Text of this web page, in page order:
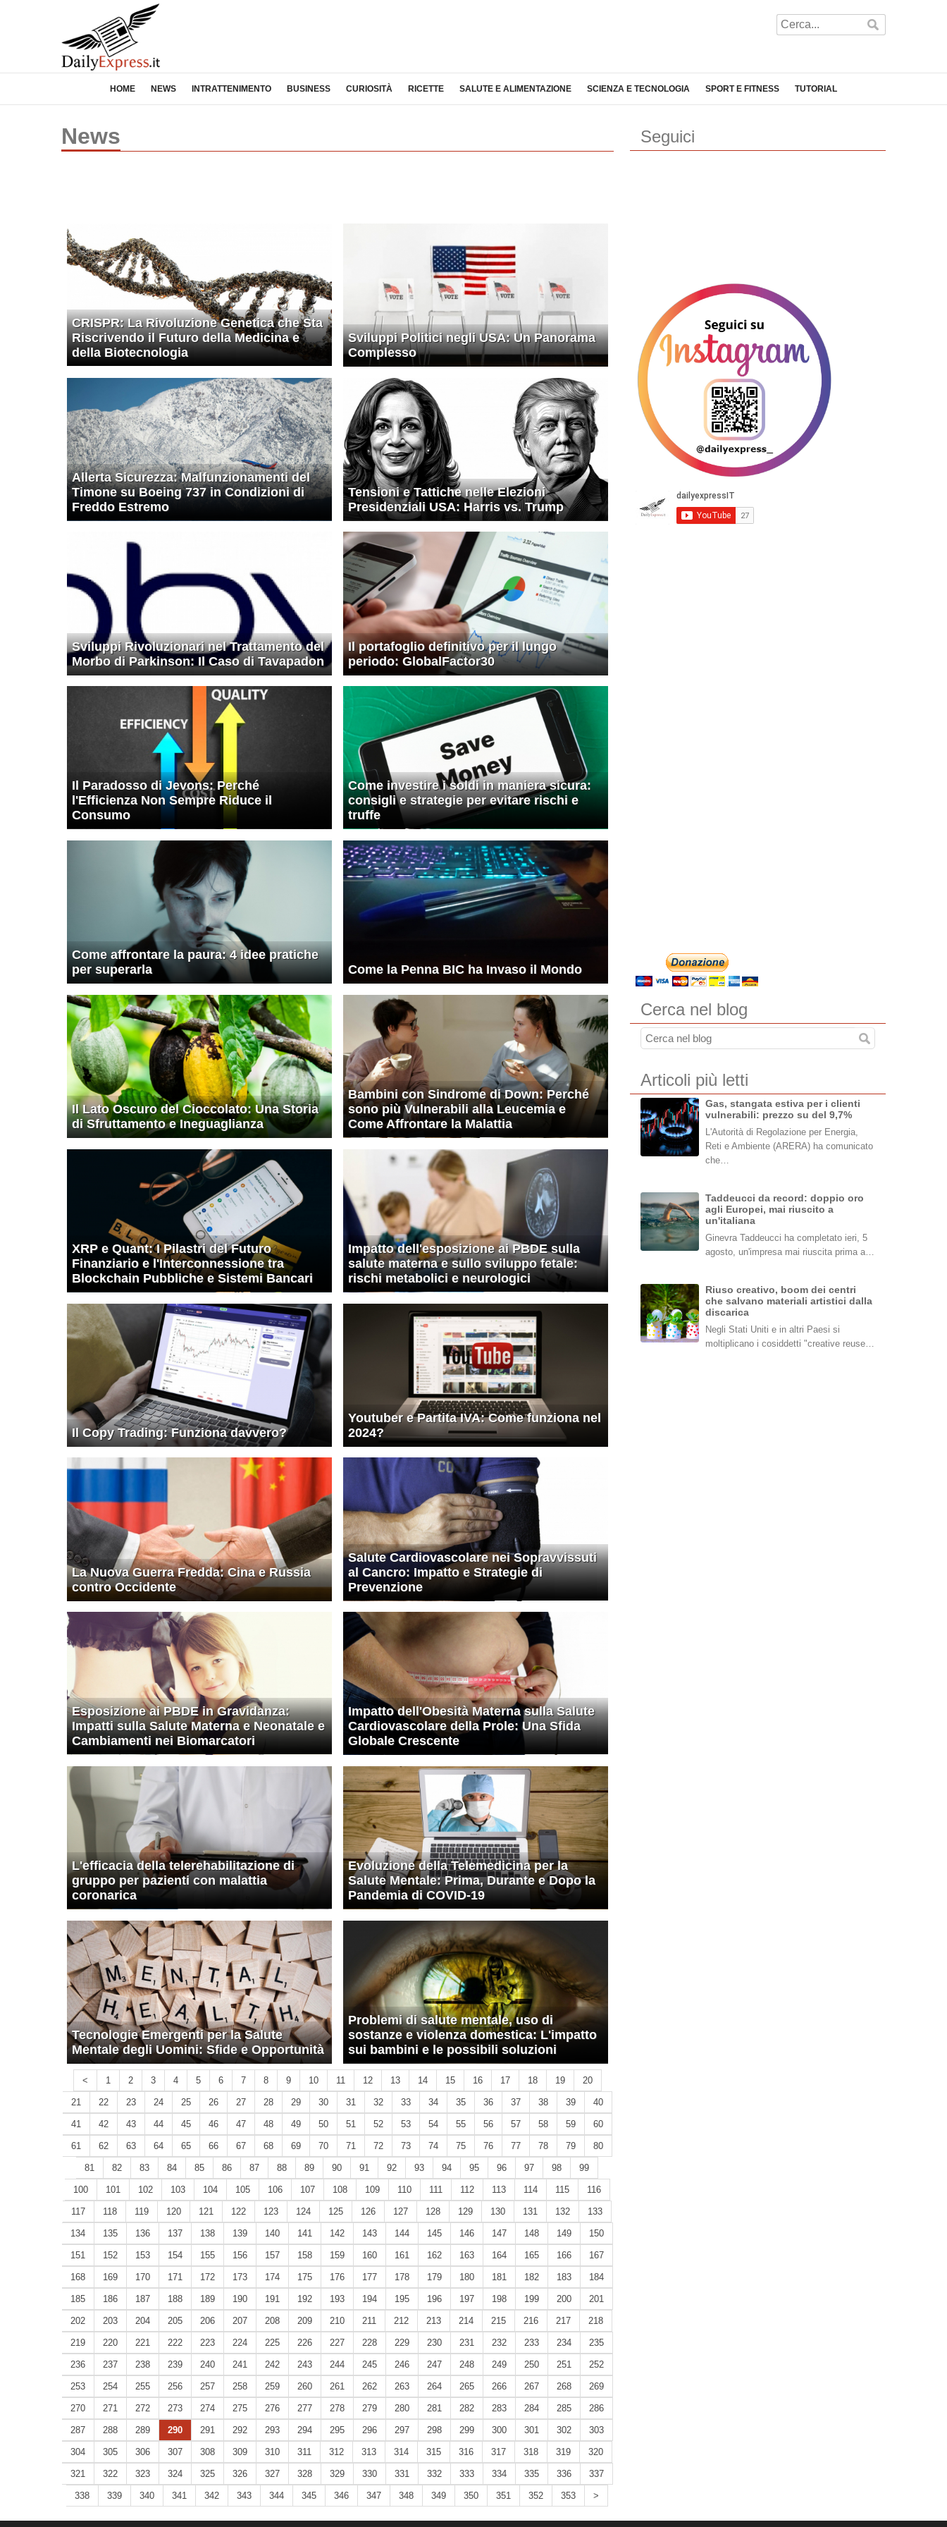
HOME NEWS INTRATTENIMENTO BUSINESS CURIOSITÀ RICETTE SALUTE E ALIMENTAZIONE SCIENZA E TECNOLOGIA SPORT E FITNESS TUTORIAL
News
CRISPR: La Rivoluzione Genetica che Sta
Riscrivendo il Futuro della Medicina e
della Biotecnologia
Sviluppi Politici negli USA: Un Panorama
Complesso
Allerta Sicurezza: Malfunzionamenti del
Timone su Boeing 737 in Condizioni di
Freddo Estremo
Tensioni e Tattiche nelle Elezioni
Presidenziali USA: Harris vs. Trump
Sviluppi Rivoluzionari nel Trattamento del
Morbo di Parkinson: Il Caso di Tavapadon
Il portafoglio definitivo per il lungo
periodo: GlobalFactor30
Il Paradosso di Jevons: Perché
l'Efficienza Non Sempre Riduce il
Consumo
Come investire i soldi in maniera sicura:
consigli e strategie per evitare rischi e
truffe
Come affrontare la paura: 4 idee pratiche
per superarla
Come la Penna BIC ha Invaso il Mondo
Il Lato Oscuro del Cioccolato: Una Storia
di Sfruttamento e Ineguaglianza
Bambini con Sindrome di Down: Perché
sono più Vulnerabili alla Leucemia e
Come Affrontare la Malattia
XRP e Quant: I Pilastri del Futuro
Finanziario e l'Interconnessione tra
Blockchain Pubbliche e Sistemi Bancari
Impatto dell'esposizione ai PBDE sulla
salute materna e sullo sviluppo fetale:
rischi metabolici e neurologici
Il Copy Trading: Funziona davvero?
Youtuber e Partita IVA: Come funziona nel
2024?
La Nuova Guerra Fredda: Cina e Russia
contro Occidente
Salute Cardiovascolare nei Sopravvissuti
al Cancro: Impatto e Strategie di
Prevenzione
Esposizione ai PBDE in Gravidanza:
Impatti sulla Salute Materna e Neonatale e
Cambiamenti nei Biomarcatori
Impatto dell'Obesità Materna sulla Salute
Cardiovascolare della Prole: Una Sfida
Globale Crescente
L'efficacia della telerehabilitazione di
gruppo per pazienti con malattia
coronarica
Evoluzione della Telemedicina per la
Salute Mentale: Prima, Durante e Dopo la
Pandemia di COVID-19
Tecnologie Emergenti per la Salute
Mentale degli Uomini: Sfide e Opportunità
Problemi di salute mentale, uso di
sostanze e violenza domestica: L'impatto
sui bambini e le possibili soluzioni
< 1 2 3 4 5 6 7 8 9 10 11 12 13 14 15 16 17 18 19 20
21 22 23 24 25 26 27 28 29 30 31 32 33 34 35 36 37 38 39 40
41 42 43 44 45 46 47 48 49 50 51 52 53 54 55 56 57 58 59 60
61 62 63 64 65 66 67 68 69 70 71 72 73 74 75 76 77 78 79 80
81 82 83 84 85 86 87 88 89 90 91 92 93 94 95 96 97 98 99
100 101 102 103 104 105 106 107 108 109 110 111 112 113 114 115 116
117 118 119 120 121 122 123 124 125 126 127 128 129 130 131 132 133
134 135 136 137 138 139 140 141 142 143 144 145 146 147 148 149 150
151 152 153 154 155 156 157 158 159 160 161 162 163 164 165 166 167
168 169 170 171 172 173 174 175 176 177 178 179 180 181 182 183 184
185 186 187 188 189 190 191 192 193 194 195 196 197 198 199 200 201
202 203 204 205 206 207 208 209 210 211 212 213 214 215 216 217 218
219 220 221 222 223 224 225 226 227 228 229 230 231 232 233 234 235
236 237 238 239 240 241 242 243 244 245 246 247 248 249 250 251 252
253 254 255 256 257 258 259 260 261 262 263 264 265 266 267 268 269
270 271 272 273 274 275 276 277 278 279 280 281 282 283 284 285 286
287 288 289 290 291 292 293 294 295 296 297 298 299 300 301 302 303
304 305 306 307 308 309 310 311 312 313 314 315 316 317 318 319 320
321 322 323 324 325 326 327 328 329 330 331 332 333 334 335 336 337
338 339 340 341 342 343 344 345 346 347 348 349 350 351 352 353 >
Seguici
Cerca nel blog
Articoli più letti
Gas, stangata estiva per i clienti
vulnerabili: prezzo su del 9,7%
L'Autorità di Regolazione per Energia,
Reti e Ambiente (ARERA) ha comunicato
che…
Taddeucci da record: doppio oro
agli Europei, mai riuscito a
un'italiana
Ginevra Taddeucci ha completato ieri, 5
agosto, un'impresa mai riuscita prima a…
Riuso creativo, boom dei centri
che salvano materiali artistici dalla
discarica
Negli Stati Uniti e in altri Paesi si
moltiplicano i cosiddetti "creative reuse…